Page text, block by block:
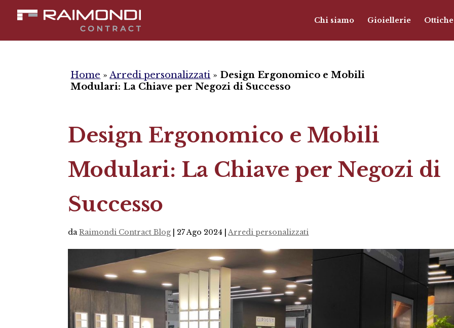
Chi siamo Gioiellerie Ottiche
Home »Arredi personalizzati » Design Ergonomico e Mobili
Modulari: La Chiave per Negozi di Successo
Design Ergonomico e Mobili
Modulari: La Chiave per Negozi di
Successo
daRaimondi Contract Blog 27 Ago 2024 |Arredi personalizzati